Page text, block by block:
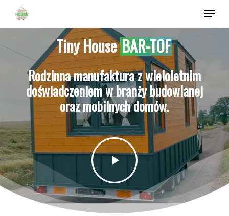
Menu
Tiny HouseBAR-TOF
Rodzinnamanufakturazwieloletnim
doświadczeniemwbranżybudowlanej
orazmobilnychdomów.
Play
Video